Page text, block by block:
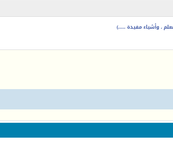
، وأشياء مفيدة .....)